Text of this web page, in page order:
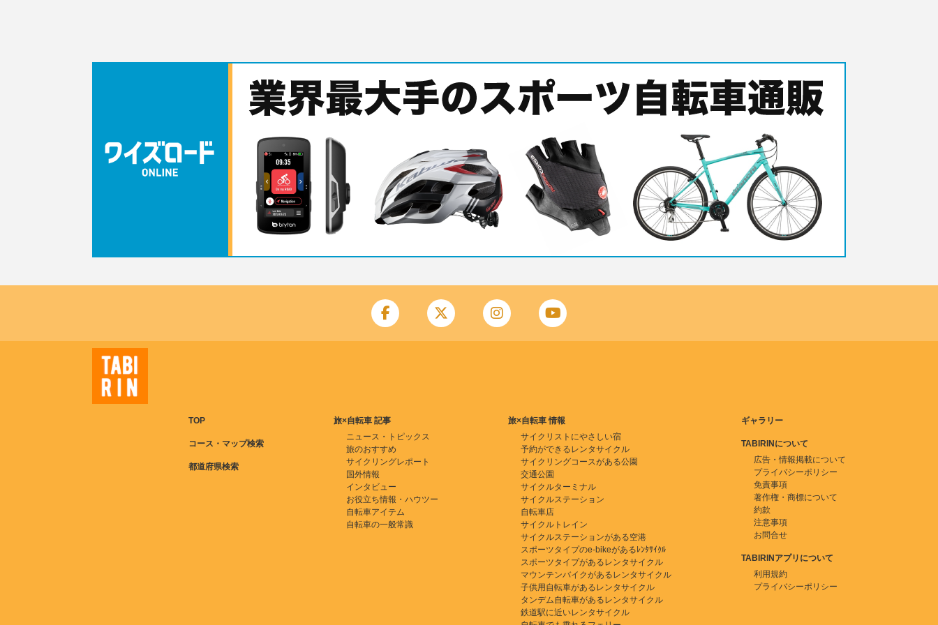
TOP
コース・マップ検索
都道府県検索
旅×自転車 記事
ニュース・トピックス
旅のおすすめ
サイクリングレポート
国外情報
インタビュー
お役立ち情報・ハウツー
自転車アイテム
自転車の一般常識
旅×自転車 情報
サイクリストにやさしい宿
予約ができるレンタサイクル
サイクリングコースがある公園
交通公園
サイクルターミナル
サイクルステーション
自転車店
サイクルトレイン
サイクルステーションがある空港
スポーツタイプのe-bikeがあるﾚﾝﾀｻｲｸﾙ
スポーツタイプがあるレンタサイクル
マウンテンバイクがあるレンタサイクル
子供用自転車があるレンタサイクル
タンデム自転車があるレンタサイクル
鉄道駅に近いレンタサイクル
ギャラリー
TABIRINについて
広告・情報掲載について
プライバシーポリシー
免責事項
著作権・商標について
約款
注意事項
お問合せ
TABIRINアプリについて
利用規約
プライバシーポリシー